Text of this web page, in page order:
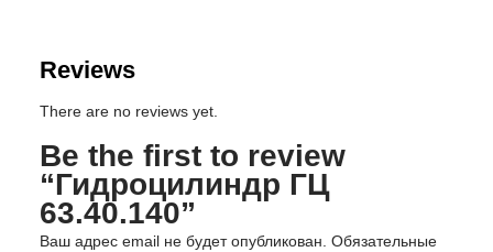
Reviews
There are no reviews yet.
Be the first to review
“Гидроцилиндр ГЦ
63.40.140”
Ваш адрес email не будет опубликован. Обязательные